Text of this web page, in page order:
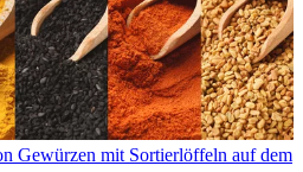
Gewürzen mit Sortierlöffeln auf dem